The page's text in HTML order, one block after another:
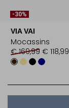
-30%
VIA VAI
Mocassins
€ 169,99 € 118,99